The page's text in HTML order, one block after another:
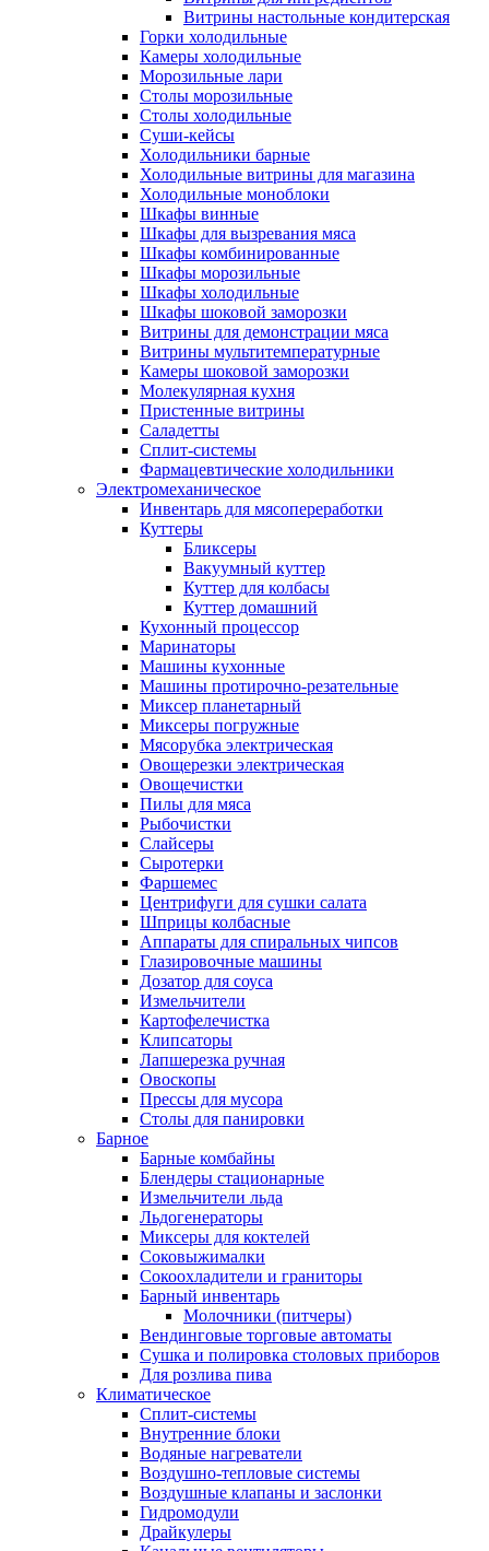
Витрины настольные кондитерская
Горки холодильные
Камеры холодильные
Морозильные лари
Столы морозильные
Столы холодильные
Суши-кейсы
Холодильники барные
Холодильные витрины для магазина
Холодильные моноблоки
Шкафы винные
Шкафы для вызревания мяса
Шкафы комбинированные
Шкафы морозильные
Шкафы холодильные
Шкафы шоковой заморозки
Витрины для демонстрации мяса
Витрины мультитемпературные
Камеры шоковой заморозки
Молекулярная кухня
Пристенные витрины
Саладетты
Сплит-системы
Фармацевтические холодильники
Электромеханическое
Инвентарь для мясопереработки
Куттеры
Бликсеры
Вакуумный куттер
Куттер для колбасы
Куттер домашний
Кухонный процессор
Маринаторы
Машины кухонные
Машины протирочно-резательные
Миксер планетарный
Миксеры погружные
Мясорубка электрическая
Овощерезки электрическая
Овощечистки
Пилы для мяса
Рыбочистки
Слайсеры
Сыротерки
Фаршемес
Центрифуги для сушки салата
Шприцы колбасные
Аппараты для спиральных чипсов
Глазировочные машины
Дозатор для соуса
Измельчители
Картофелечистка
Клипсаторы
Лапшерезка ручная
Овоскопы
Прессы для мусора
Столы для панировки
Барное
Барные комбайны
Блендеры стационарные
Измельчители льда
Льдогенераторы
Миксеры для коктелей
Соковыжималки
Сокоохладители и граниторы
Барный инвентарь
Молочники (питчеры)
Вендинговые торговые автоматы
Сушка и полировка столовых приборов
Для розлива пива
Климатическое
Сплит-системы
Внутренние блоки
Водяные нагреватели
Воздушно-тепловые системы
Воздушные клапаны и заслонки
Гидромодули
Драйкулеры